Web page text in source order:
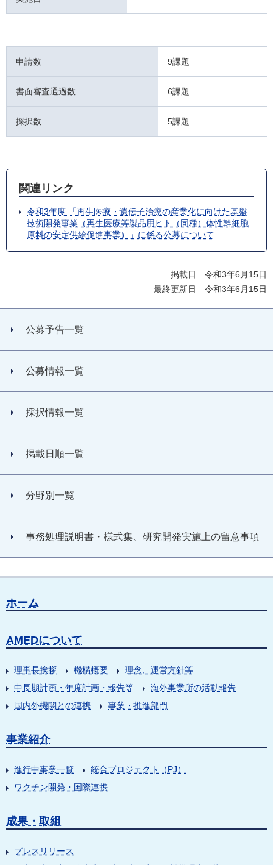
申請数 9課題
書面審査通過数 6課題
採択数 5課題
関連リンク
令和3年度 「再生医療・遺伝子治療の産業化に向けた基盤
技術開発事業（再生医療等製品用ヒト（同種）体性幹細胞
原料の安定供給促進事業）」に係る公募について
掲載日 令和3年6月15日
最終更新日 令和3年6月15日
公募予告一覧
公募情報一覧
採択情報一覧
掲載日順一覧
分野別一覧
事務処理説明書・様式集、研究開発実施上の留意事項
ホーム
AMEDについて
理事長挨拶 機構概要
理念、運営方針等
中長期計画・年度計画・報告等
海外事業所の活動報告
国内外機関との連携
事業・推進部門
事業紹介
進行中事業一覧
統合プロジェクト（PJ）
ワクチン開発・国際連携
成果・取組
プレスリリース